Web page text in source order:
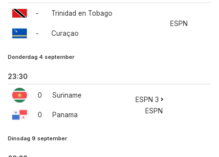
-
-
Trinidad en Tobago
Curaçao
ESPN
Donderdag 4 september
23:30
0
0
Suriname
Panama
ESPN 3
ESPN
Dinsdag 9 september